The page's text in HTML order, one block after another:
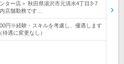
ター店＞ 秋田県湯沢市元清水4丁目3-7
店舗勤務です…
円※経験・スキルを考慮し、優遇します
遇に変更なし）